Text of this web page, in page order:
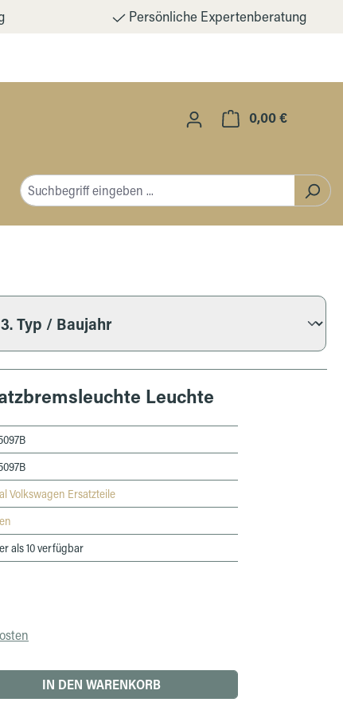
Persönliche Expertenberatung
0,00 €
Leuchte
Volkswagen Ersatzteile
als 10 verfügbar
gewünschten Wert ein oder benutze
IN DEN WARENKORB